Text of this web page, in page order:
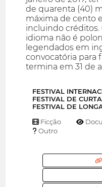
de quarenta (40)
máxima de cento
incluindo créditos.
idioma não é
legendados em
convocatória para
termina em 31 de
FESTIVAL
FESTIVAL DE
FESTIVAL DE
Ficção
Outro